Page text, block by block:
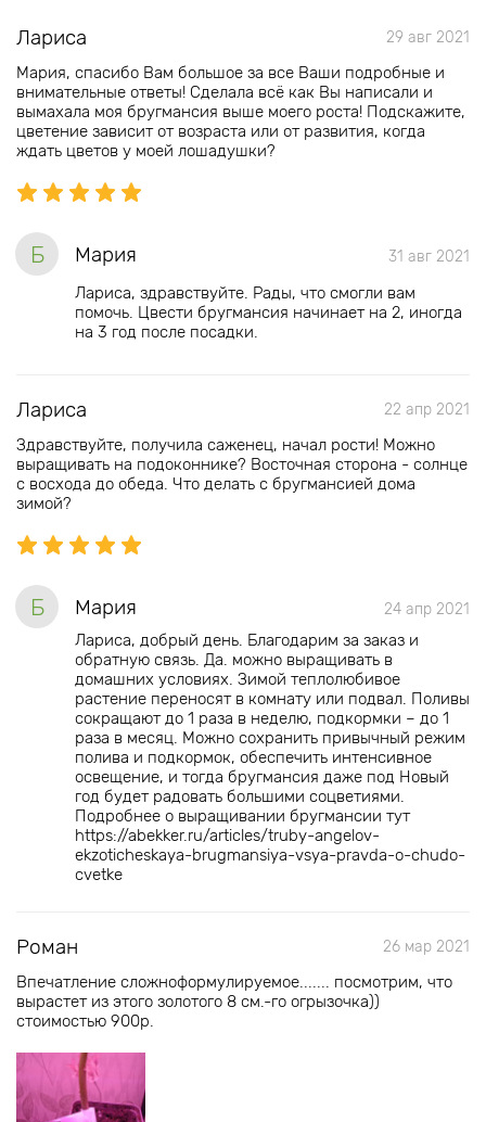
Лариса 29 авг 2021
Мария, спасибо Вам большое за все Ваши подробные и
внимательные ответы! Сделала всё как Вы написали и
вымахала моя бругмансия выше моего роста! Подскажите,
цветение зависит от возраста или от развития, когда
ждать цветов у моей лошадушки?
Б Мария 31 авг 2021
Лариса, здравствуйте. Рады, что смогли вам
помочь. Цвести бругмансия начинает на 2, иногда
на 3 год после посадки.
Лариса 22 апр 2021
Здравствуйте, получила саженец, начал рости! Можно
выращивать на подоконнике? Восточная сторона - солнце
с восхода до обеда. Что делать с бругмансией дома
зимой?
Б Мария 24 апр 2021
Лариса, добрый день. Благодарим за заказ и
обратную связь. Да. можно выращивать в
домашних условиях. Зимой теплолюбивое
растение переносят в комнату или подвал. Поливы
сокращают до 1 раза в неделю, подкормки – до 1
раза в месяц. Можно сохранить привычный режим
полива и подкормок, обеспечить интенсивное
освещение, и тогда бругмансия даже под Новый
год будет радовать большими соцветиями.
Подробнее о выращивании бругмансии тут
https://abekker.ru/articles/truby-angelov-
ekzoticheskaya-brugmansiya-vsya-pravda-o-chudo-
cvetke
Роман 26 мар 2021
Впечатление сложноформулируемое....... посмотрим, что
вырастет из этого золотого 8 см.-го огрызочка))
стоимостью 900р.